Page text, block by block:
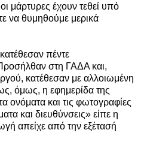
μάρτυρες έχουν τεθεί υπό
να θυμηθούμε μερικά
πέντε
στη ΓΑΔΑ και,
κατέθεσαν με αλλοιωμένη
όμως, η εφημερίδα της
ονόματα και τις φωτογραφίες
και διευθύνσεις» είπε η
απείχε από την εξέτασή